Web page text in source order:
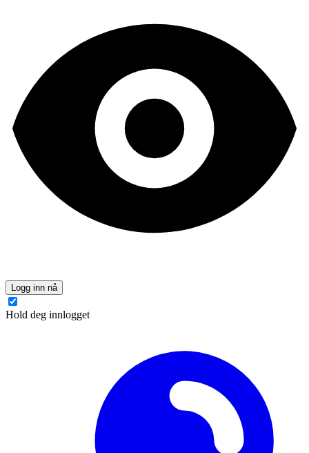
Logg inn nå
Hold deg innlogget